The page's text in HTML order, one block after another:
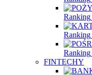
Ranking
Ranking
Ranking
FINTECHY